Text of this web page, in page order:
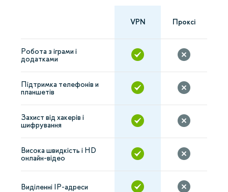
VPN Проксі
Робота з іграми і
додатками
Підтримка телефонів и
планшетів
Захист від хакерів і
шифрування
Висока швидкість і HD
онлайн-відео
Виділенні IP-адреси